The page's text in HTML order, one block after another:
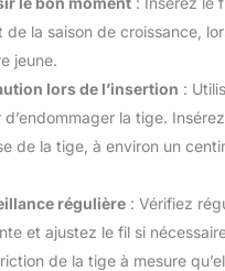
de la saison de croissance,
jeune.
lors de l’insertion :
d’endommager la tige.
de la tige, à environ un
régulière : Vérifiez
et ajustez le fil si
de la tige à mesure